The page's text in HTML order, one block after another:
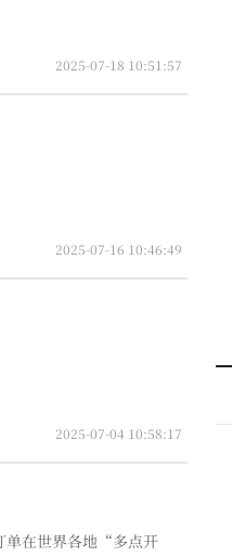
2025-07-18 10:51:57
2025-07-16 10:46:49
2025-07-04 10:58:17
单在世界各地“多点开